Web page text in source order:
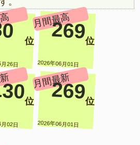
位
26日
月間最高
269位
2026年06月01日
位
02日
月間最新
269位
2026年06月01日